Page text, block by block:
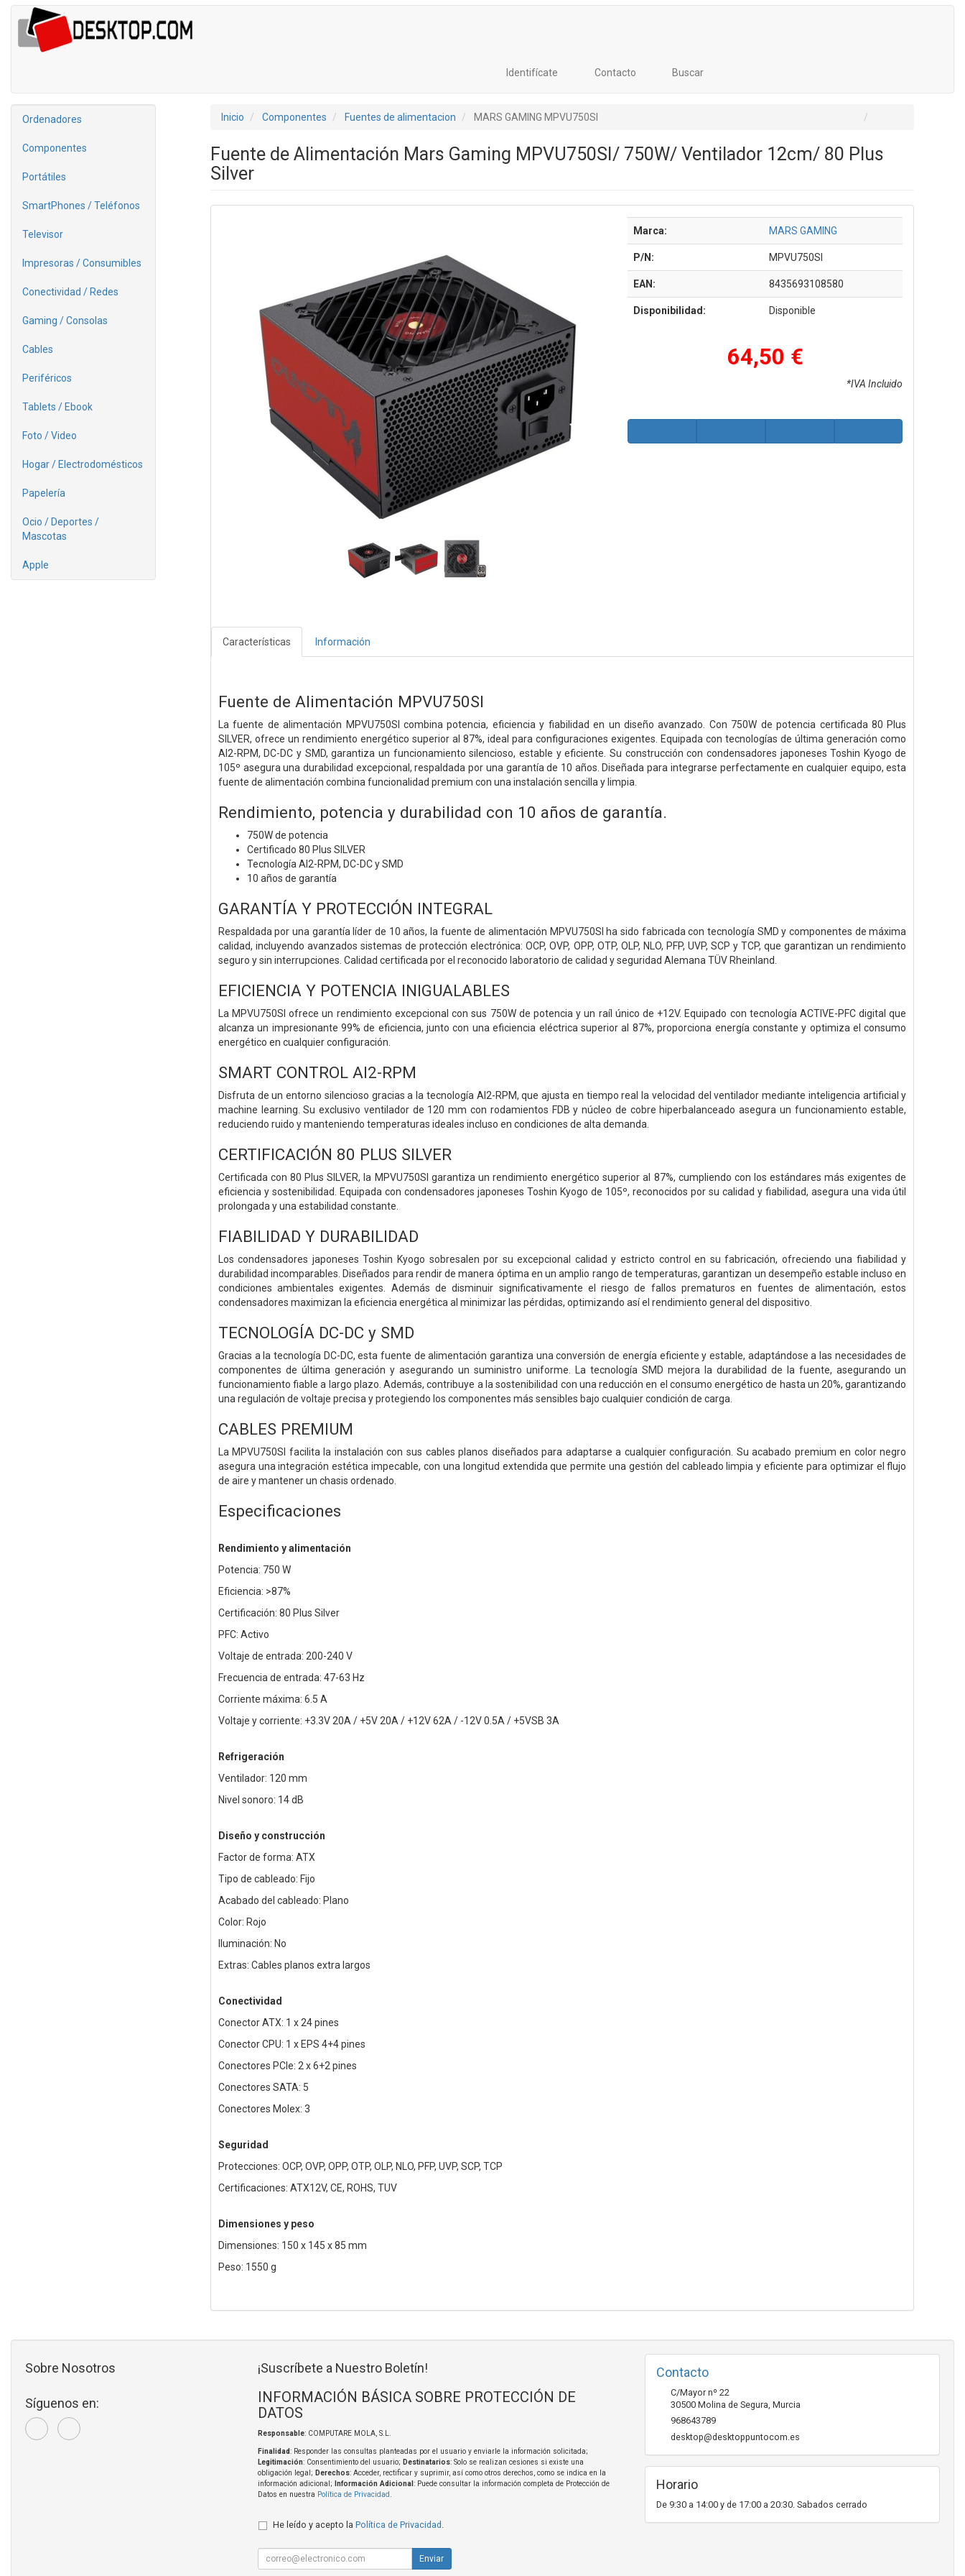
Identifícate Contacto Buscar
Ordenadores
Componentes
Portátiles
SmartPhones / Teléfonos
Televisor
Impresoras / Consumibles
Conectividad / Redes
Gaming / Consolas
Cables
Periféricos
Tablets / Ebook
Foto / Video
Hogar / Electrodomésticos
Papelería
Ocio / Deportes /
Mascotas
Apple
Inicio Componentes Fuentes de alimentacion MARS GAMING MPVU750SI
Fuente de Alimentación Mars Gaming MPVU750SI/ 750W/ Ventilador 12cm/ 80 Plus
Silver
Marca: MARS GAMING
P/N: MPVU750SI
EAN: 8435693108580
Disponibilidad: Disponible
64,50 €
*IVA Incluido
Características Información
Fuente de Alimentación MPVU750SI
La fuente de alimentación MPVU750SI combina potencia, eficiencia y fiabilidad en un diseño avanzado. Con 750W de potencia certificada 80 Plus
SILVER, ofrece un rendimiento energético superior al 87%, ideal para configuraciones exigentes. Equipada con tecnologías de última generación como
AI2-RPM, DC-DC y SMD, garantiza un funcionamiento silencioso, estable y eficiente. Su construcción con condensadores japoneses Toshin Kyogo de
105º asegura una durabilidad excepcional, respaldada por una garantía de 10 años. Diseñada para integrarse perfectamente en cualquier equipo, esta
fuente de alimentación combina funcionalidad premium con una instalación sencilla y limpia.
Rendimiento, potencia y durabilidad con 10 años de garantía.
750W de potencia
Certificado 80 Plus SILVER
Tecnología AI2-RPM, DC-DC y SMD
10 años de garantía
GARANTÍA Y PROTECCIÓN INTEGRAL
Respaldada por una garantía líder de 10 años, la fuente de alimentación MPVU750SI ha sido fabricada con tecnología SMD y componentes de máxima
calidad, incluyendo avanzados sistemas de protección electrónica: OCP, OVP, OPP, OTP, OLP, NLO, PFP, UVP, SCP y TCP, que garantizan un rendimiento
seguro y sin interrupciones. Calidad certificada por el reconocido laboratorio de calidad y seguridad Alemana TÜV Rheinland.
EFICIENCIA Y POTENCIA INIGUALABLES
La MPVU750SI ofrece un rendimiento excepcional con sus 750W de potencia y un raíl único de +12V. Equipado con tecnología ACTIVE-PFC digital que
alcanza un impresionante 99% de eficiencia, junto con una eficiencia eléctrica superior al 87%, proporciona energía constante y optimiza el consumo
energético en cualquier configuración.
SMART CONTROL AI2-RPM
Disfruta de un entorno silencioso gracias a la tecnología AI2-RPM, que ajusta en tiempo real la velocidad del ventilador mediante inteligencia artificial y
machine learning. Su exclusivo ventilador de 120 mm con rodamientos FDB y núcleo de cobre hiperbalanceado asegura un funcionamiento estable,
reduciendo ruido y manteniendo temperaturas ideales incluso en condiciones de alta demanda.
CERTIFICACIÓN 80 PLUS SILVER
Certificada con 80 Plus SILVER, la MPVU750SI garantiza un rendimiento energético superior al 87%, cumpliendo con los estándares más exigentes de
eficiencia y sostenibilidad. Equipada con condensadores japoneses Toshin Kyogo de 105º, reconocidos por su calidad y fiabilidad, asegura una vida útil
prolongada y una estabilidad constante.
FIABILIDAD Y DURABILIDAD
Los condensadores japoneses Toshin Kyogo sobresalen por su excepcional calidad y estricto control en su fabricación, ofreciendo una fiabilidad y
durabilidad incomparables. Diseñados para rendir de manera óptima en un amplio rango de temperaturas, garantizan un desempeño estable incluso en
condiciones ambientales exigentes. Además de disminuir significativamente el riesgo de fallos prematuros en fuentes de alimentación, estos
condensadores maximizan la eficiencia energética al minimizar las pérdidas, optimizando así el rendimiento general del dispositivo.
TECNOLOGÍA DC-DC y SMD
Gracias a la tecnología DC-DC, esta fuente de alimentación garantiza una conversión de energía eficiente y estable, adaptándose a las necesidades de
componentes de última generación y asegurando un suministro uniforme. La tecnología SMD mejora la durabilidad de la fuente, asegurando un
funcionamiento fiable a largo plazo. Además, contribuye a la sostenibilidad con una reducción en el consumo energético de hasta un 20%, garantizando
una regulación de voltaje precisa y protegiendo los componentes más sensibles bajo cualquier condición de carga.
CABLES PREMIUM
La MPVU750SI facilita la instalación con sus cables planos diseñados para adaptarse a cualquier configuración. Su acabado premium en color negro
asegura una integración estética impecable, con una longitud extendida que permite una gestión del cableado limpia y eficiente para optimizar el flujo
de aire y mantener un chasis ordenado.
Especificaciones
Rendimiento y alimentación
Potencia: 750 W
Eficiencia: >87%
Certificación: 80 Plus Silver
PFC: Activo
Voltaje de entrada: 200-240 V
Frecuencia de entrada: 47-63 Hz
Corriente máxima: 6.5 A
Voltaje y corriente: +3.3V 20A / +5V 20A / +12V 62A / -12V 0.5A / +5VSB 3A
Refrigeración
Ventilador: 120 mm
Nivel sonoro: 14 dB
Diseño y construcción
Factor de forma: ATX
Tipo de cableado: Fijo
Acabado del cableado: Plano
Color: Rojo
Iluminación: No
Extras: Cables planos extra largos
Conectividad
Conector ATX: 1 x 24 pines
Conector CPU: 1 x EPS 4+4 pines
Conectores PCIe: 2 x 6+2 pines
Conectores SATA: 5
Conectores Molex: 3
Seguridad
Protecciones: OCP, OVP, OPP, OTP, OLP, NLO, PFP, UVP, SCP, TCP
Certificaciones: ATX12V, CE, ROHS, TUV
Dimensiones y peso
Dimensiones: 150 x 145 x 85 mm
Peso: 1550 g
Sobre Nosotros
Síguenos en:
¡Suscríbete a Nuestro Boletín!
INFORMACIÓN BÁSICA SOBRE PROTECCIÓN DE
DATOS
Responsable: COMPUTARE MOLA, S.L.
Finalidad: Responder las consultas planteadas por el usuario y enviarle la información solicitada;
Legitimación: Consentimiento del usuario; Destinatarios: Solo se realizan cesiones si existe una
obligación legal; Derechos: Acceder, rectificar y suprimir, así como otros derechos, como se indica en la
información adicional;
Información Adicional : Puede consultar la información completa de Protección de
Datos en nuestra Política de Privacidad.
He leído y acepto la Política de Privacidad .
Enviar
Contacto
C/Mayor nº 22
30500 Molina de Segura, Murcia
968643789
desktop@desktoppuntocom.es
Horario
De 9:30 a 14:00 y de 17:00 a 20:30. Sabados cerrado